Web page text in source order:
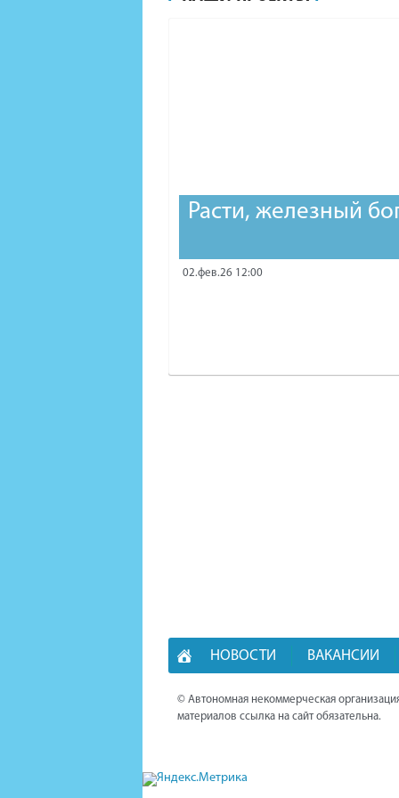
Расти, железный
02.фев.26 12:00
НОВОСТИ ВАКАНСИИ
© Автономная некоммерческая
материалов ссылка на сайт обязательна.